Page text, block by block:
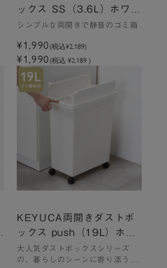
ックス SS（3.6L）ホワイ
ト ゴミ箱
シンプルな両開きで静音のゴミ箱
¥1,990(税込¥2,189)
¥1,990(税込 ¥2,189 )
KEYUCA両開きダストボ
ックス push（19L）ホワ
イト ゴミ箱 キャスター別
売
大人気ダストボックスシリーズ
の、暮らしのシーンに寄り添う小